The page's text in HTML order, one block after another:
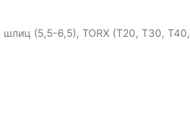
(5,5-6,5), TORX (T20, T30, Т40,